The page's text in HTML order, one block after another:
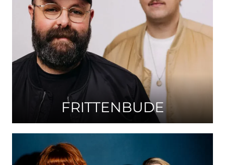
FRITTENBUDE